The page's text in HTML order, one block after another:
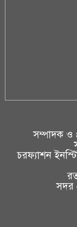
সম্পাদক ও
চরফ্যাশন
সদর